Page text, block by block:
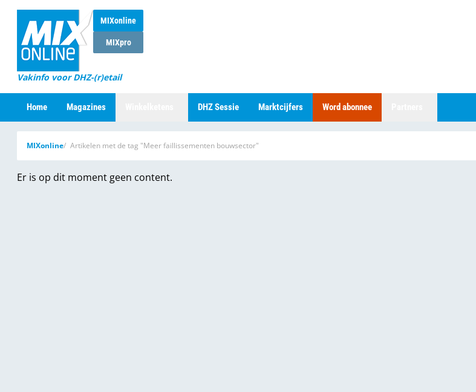
MIXonline
MIXpro
Vakinfo voor DHZ-(r)etail
Home Magazines DHZ Sessie Marktcijfers Word abonnee
MIXonline Artikelen met de tag "Meer faillissementen bouwsector"
Er is op dit moment geen content.